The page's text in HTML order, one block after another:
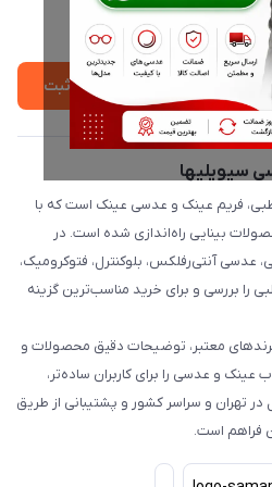
ثبت
سیویلیها
فریم عینک و عدسی عینک است که با
بینایی راه‌اندازی شده است. در
عدسی آنتی‌رفلکس، بلوکنترل، فتوکرومیک،
را بررسی و برای خرید مناسب‌ترین گزینه
برندهای معتبر، توضیحات دقیق محصولات و
و عدسی را برای کاربران ساده‌تر،
در تهران و سراسر کشور و پشتیبانی از طریق
فراهم است.